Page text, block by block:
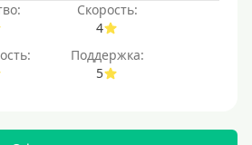
Скорость:
4
Поддержка:
5